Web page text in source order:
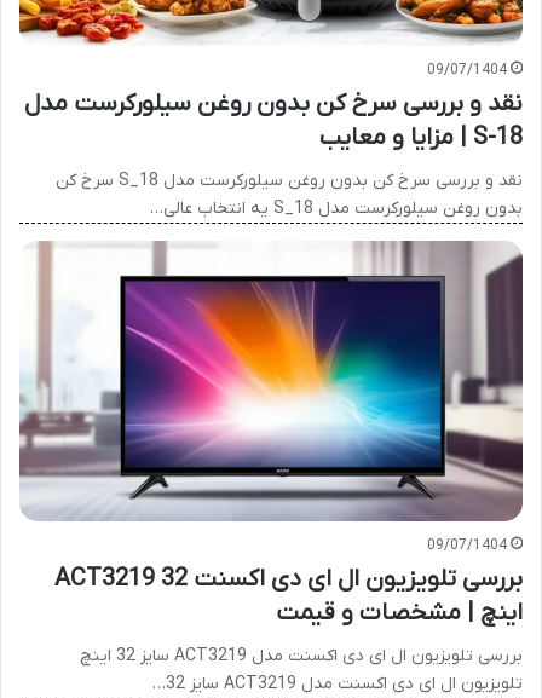
09/07/1404
نقد و بررسی سرخ کن بدون روغن سیلورکرست مدل
S-18 | مزایا و معایب
نقد و بررسی سرخ کن بدون روغن سیلورکرست مدل S_18 سرخ کن
بدون روغن سیلورکرست مدل S_18 یه انتخاب عالی…
09/07/1404
بررسی تلویزیون ال ای دی اکسنت ACT3219 32
اینچ | مشخصات و قیمت
بررسی تلویزیون ال ای دی اکسنت مدل ACT3219 سایز 32 اینچ
تلویزیون ال ای دی اکسنت مدل ACT3219 سایز 32…